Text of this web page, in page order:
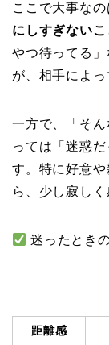
ここで大事なの
にしすぎないこ
やつ待ってる
が、相手によっ
一方で、「そ
っては「迷惑
す。特に好意
ら、少し寂し
迷ったとき
距離感